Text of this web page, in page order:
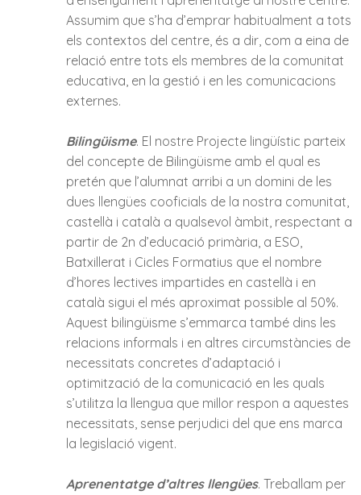
Assumim que s’ha d’emprar habitualment a tots
els contextos del centre, és a dir, com a eina de
relació entre tots els membres de la comunitat
educativa, en la gestió i en les comunicacions
externes.
Bilingüisme. El nostre Projecte lingüístic parteix
del concepte de Bilingüisme amb el qual es
pretén que l’alumnat arribi a un domini de les
dues llengües cooficials de la nostra comunitat,
castellà i català a qualsevol àmbit, respectant a
partir de 2n d’educació primària, a ESO,
Batxillerat i Cicles Formatius que el nombre
d’hores lectives impartides en castellà i en
català sigui el més aproximat possible al 50%.
Aquest bilingüisme s’emmarca també dins les
relacions informals i en altres circumstàncies de
necessitats concretes d’adaptació i
optimització de la comunicació en les quals
s’utilitza la llengua que millor respon a aquestes
necessitats, sense perjudici del que ens marca
la legislació vigent.
Aprenentatge d’altres llengües. Treballam per